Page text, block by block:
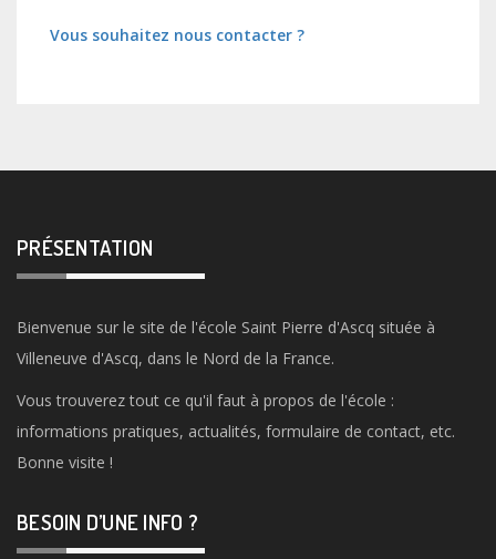
Vous souhaitez nous contacter ?
PRÉSENTATION
Bienvenue sur le site de l'école Saint Pierre d'Ascq située à
Villeneuve d'Ascq, dans le Nord de la France.
Vous trouverez tout ce qu'il faut à propos de l'école :
informations pratiques, actualités, formulaire de contact, etc.
Bonne visite !
BESOIN D’UNE INFO ?